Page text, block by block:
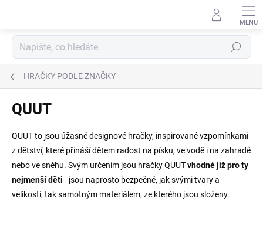
Hledat
HRAČKY PODLE ZNAČKY
QUUT
QUUT to jsou úžasné designové hračky, inspirované vzpomínkami
z dětství, které přináší dětem radost na písku, ve vodě i na zahradě
nebo ve sněhu. Svým určením jsou hračky QUUTvhodné již pro ty
nejmenší děti - jsou naprosto bezpečné, jak svými tvary a
velikostí, tak samotným materiálem, ze kterého jsou složeny.